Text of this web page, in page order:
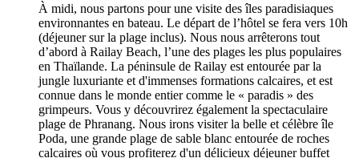
À midi, nous partons pour une visite des îles paradisiaques
environnantes en bateau. Le départ de l’hôtel se fera vers 10h
(déjeuner sur la plage inclus). Nous nous arrêterons tout
d’abord à Railay Beach, l’une des plages les plus populaires
en Thaïlande. La péninsule de Railay est entourée par la
jungle luxuriante et d'immenses formations calcaires, et est
connue dans le monde entier comme le « paradis » des
grimpeurs. Vous y découvrirez également la spectaculaire
plage de Phranang. Nous irons visiter la belle et célèbre île
Poda, une grande plage de sable blanc entourée de roches
calcaires où vous profiterez d'un délicieux déjeuner buffet